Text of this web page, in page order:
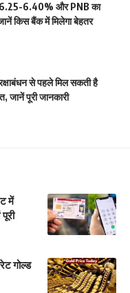
6.25-6.40% और PNB का
किस बैंक में मिलेगा बेहतर
से पहले मिल सकती है
जानें पूरी जानकारी
में
गोल्ड